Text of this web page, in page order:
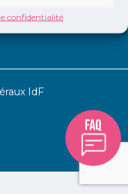
confidentialité
IdF